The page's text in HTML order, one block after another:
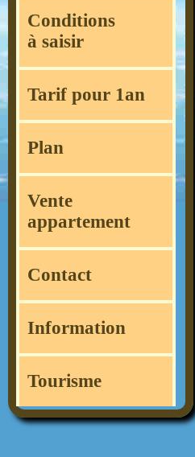
Conditions
à saisir
Tarif pour 1an
Plan
Vente
appartement
Contact
Information
Tourisme